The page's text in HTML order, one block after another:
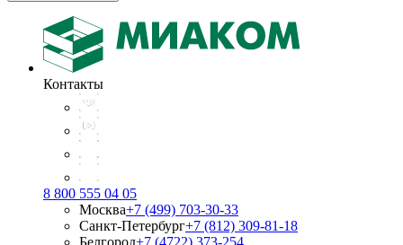
Контакты
8 800 555 04 05
Москва+7 (499) 703-30-33
Санкт-Петербург+7 (812) 309-81-18
Белгород+7 (4722) 373-254